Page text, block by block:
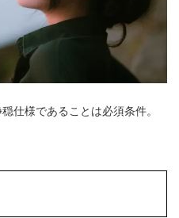
仕様であることは必須条件。